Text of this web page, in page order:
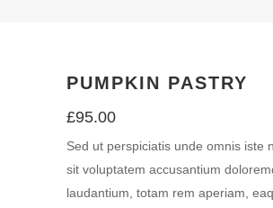
PUMPKIN PASTRY
£95.00
Sed ut perspiciatis unde omnis iste
sit voluptatem accusantium
laudantium, totam rem aperiam,